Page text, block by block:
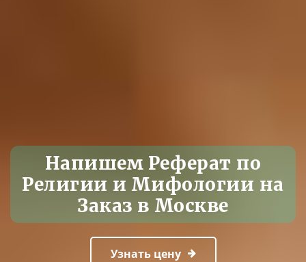
Напишем Реферат по
Религии и Мифологии на
Заказ в Москве
Узнать цену